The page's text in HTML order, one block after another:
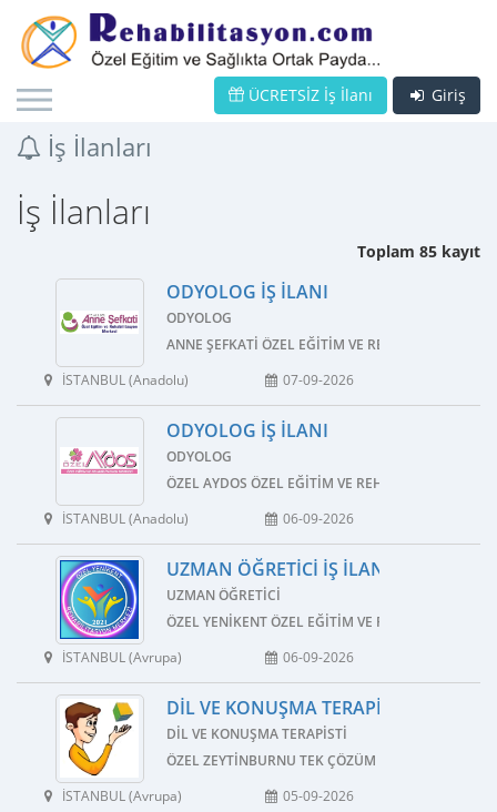
Giriş
ÜCRETSİZ İş İlanı
İş İlanları
İş İlanları
Toplam 85 kayıt
ODYOLOG İŞ İLANI
ODYOLOG
ANNE ŞEFKATI ÖZEL EĞITIM VE REHABILITASYON
İSTANBUL (Anadolu)
07-09-2026
ODYOLOG İŞ İLANI
ODYOLOG
ÖZEL AYDOS ÖZEL EĞITIM VE REHABILITASYON
İSTANBUL (Anadolu)
06-09-2026
UZMAN ÖĞRETICI İŞ İLANI
UZMAN ÖĞRETICI
ÖZEL YENIKENT ÖZEL EĞITIM VE REHABILITASYON
İSTANBUL (Avrupa)
06-09-2026
DIL VE KONUŞMA TERAPISTI İŞ İLANI
DIL VE KONUŞMA TERAPISTI
ÖZEL ZEYTINBURNU TEK ÇÖZÜM ÖZEL EĞITIM VE
İSTANBUL (Avrupa)
05-09-2026